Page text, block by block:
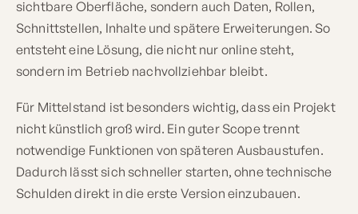
sichtbare Oberfläche, sondern auch Daten, Rollen,
Schnittstellen, Inhalte und spätere Erweiterungen. So
entsteht eine Lösung, die nicht nur online steht,
sondern im Betrieb nachvollziehbar bleibt.
Für Mittelstand ist besonders wichtig, dass ein Projekt
nicht künstlich groß wird. Ein guter Scope trennt
notwendige Funktionen von späteren Ausbaustufen.
Dadurch lässt sich schneller starten, ohne technische
Schulden direkt in die erste Version einzubauen.